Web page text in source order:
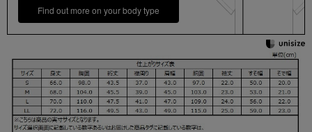
Find out more on your body type